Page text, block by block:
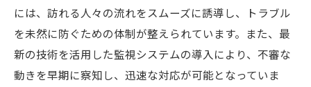
には、訪れる人々の流れをスムーズに誘導し、トラブル
を未然に防ぐための体制が整えられています。また、最
新の技術を活用した監視システムの導入により、不審な
動きを早期に察知し、迅速な対応が可能となっていま